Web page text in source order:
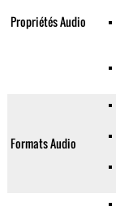
Propriétés Audio
Formats Audio